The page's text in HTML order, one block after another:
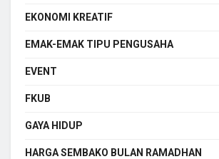
EKONOMI KREATIF
EMAK-EMAK TIPU PENGUSAHA
EVENT
FKUB
GAYA HIDUP
HARGA SEMBAKO BULAN RAMADHAN